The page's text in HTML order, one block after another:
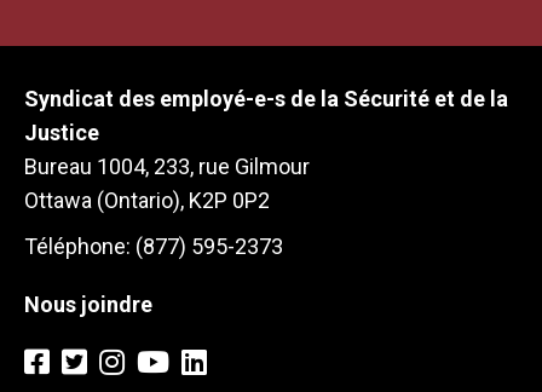
Syndicat des employé-e-s de la Sécurité et de la
Justice
Bureau 1004, 233, rue Gilmour
Ottawa (Ontario), K2P 0P2
Téléphone: (877) 595-2373
Nous joindre